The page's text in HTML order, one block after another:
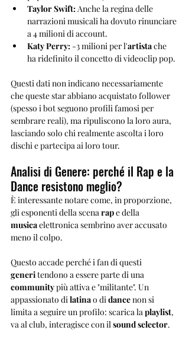
Taylor Swift: Anche la regina delle
narrazioni musicali ha dovuto rinunciare
a 4 milioni di account.
Katy Perry: -3 milioni per l'artista che
ha ridefinito il concetto di videoclip pop.
Questi dati non indicano necessariamente
che queste star abbiano acquistato follower
(spesso i bot seguono profili famosi per
sembrare reali), ma ripuliscono la loro aura,
lasciando solo chi realmente ascolta i loro
dischi e partecipa ai loro tour.
Analisi di Genere: perché il Rap e la
Dance resistono meglio?
È interessante notare come, in proporzione,
gli esponenti della scena rap e della
musica elettronica sembrino aver accusato
meno il colpo.
Questo accade perché i fan di questi
generi tendono a essere parte di una
community più attiva e "militante". Un
appassionato di latina o di dance non si
limita a seguire un profilo: scarica la playlist,
va al club, interagisce con il sound selector.